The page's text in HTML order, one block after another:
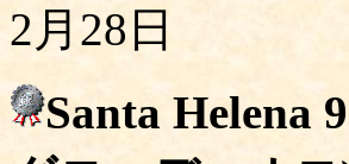
2月28日
Santa Helena